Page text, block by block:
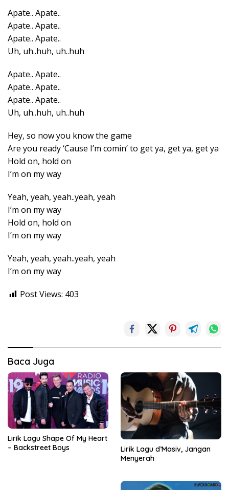
Apate.. Apate..
Apate.. Apate..
Apate.. Apate..
Uh, uh..huh, uh..huh
Apate.. Apate..
Apate.. Apate..
Apate.. Apate..
Uh, uh..huh, uh..huh
Hey, so now you know the game
Are you ready ‘Cause I’m comin’ to get ya, get ya, get ya
Hold on, hold on
I’m on my way
Yeah, yeah, yeah..yeah, yeah
I’m on my way
Hold on, hold on
I’m on my way
Yeah, yeah, yeah..yeah, yeah
I’m on my way
Post Views: 403
Baca Juga
Lirik Lagu Shape Of My Heart
– Backstreet Boys
Lirik Lagu d’Masiv, Jangan
Menyerah